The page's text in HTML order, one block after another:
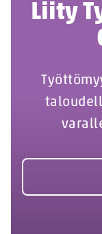
Liity